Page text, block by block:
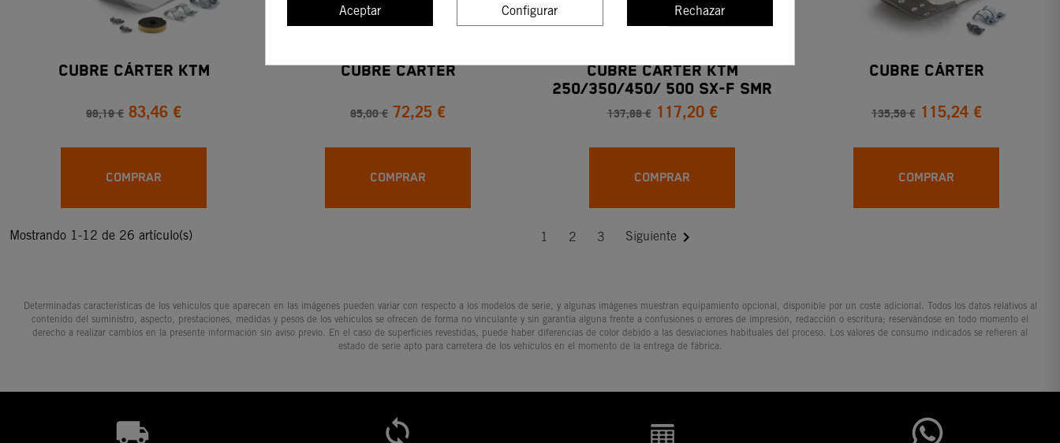
CUBRE CÁRTER KTM
98,19 € 83,46 €
COMPRAR
CUBRE CÁRTER
85,00 € 72,25 €
COMPRAR
CUBRE CÁRTER KTM
250/350/450/ 500 SX-F SMR
137,88 € 117,20 €
COMPRAR
CUBRE CÁRTER
135,58 € 115,24 €
COMPRAR
Mostrando 1-12 de 26 artículo(s) 1 2 3 Siguiente 
Determinadas características de los vehículos que aparecen en las imágenes pueden variar con respecto a los modelos de serie, y algunas imágenes muestran equipamiento opcional, disponible por un coste adicional. Todos los datos relativos al
contenido del suministro, aspecto, prestaciones, medidas y pesos de los vehículos se ofrecen de forma no vinculante y sin garantía alguna frente a confusiones o errores de impresión, redacción o escritura; reservándose en todo momento el
derecho a realizar cambios en la presente información sin aviso previo. En el caso de superficies revestidas, puede haber diferencias de color debido a las desviaciones habituales del proceso. Los valores de consumo indicados se refieren al
estado de serie apto para carretera de los vehículos en el momento de la entrega de fábrica.
Aceptar Configurar Rechazar